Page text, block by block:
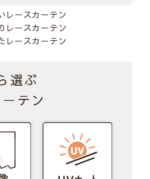
レースカーテン
レースカーテン
レースカーテン
選ぶ
テン